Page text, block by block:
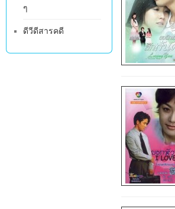
ๆ
ดีวีดีสารคดี